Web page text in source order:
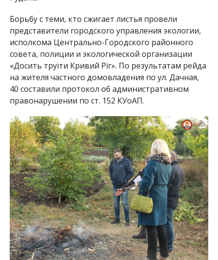
Борьбу с теми, кто сжигает листья провели
представители городского управления экологии,
исполкома Центрально-Городского районного
совета, полиции и экологической организации
«Досить труїти Кривий Ріг». По результатам рейда
на жителя частного домовладения по ул. Дачная,
40 составили протокол об административном
правонарушении по ст. 152 КУоАП.